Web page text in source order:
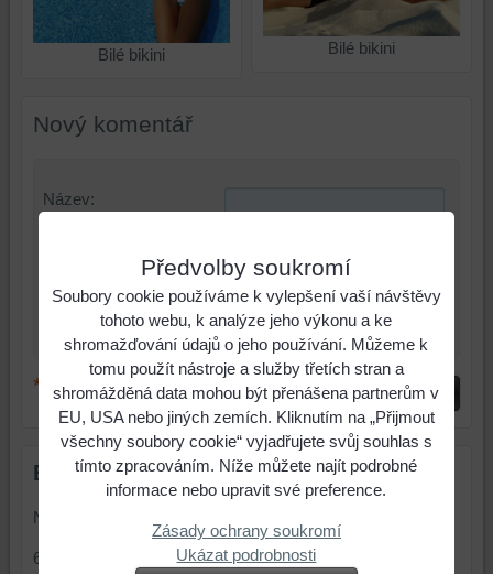
Bilé bikini Bilé bikini
Nový komentář
Název:
Komentář:*
* (Povinné) Odeslat
ElektromaX s.r.o.
Nivnická 218
687 62 Dolní Němčí
Předvolby soukromí
Soubory cookie používáme k vylepšení vaší návštěvy
tohoto webu, k analýze jeho výkonu a ke
shromažďování údajů o jeho používání. Můžeme k
tomu použít nástroje a služby třetích stran a
shromážděná data mohou být přenášena partnerům v
EU, USA nebo jiných zemích. Kliknutím na „Přijmout
všechny soubory cookie“ vyjadřujete svůj souhlas s
tímto zpracováním. Níže můžete najít podrobné
informace nebo upravit své preference.
Zásady ochrany soukromí
Ukázat podrobnosti